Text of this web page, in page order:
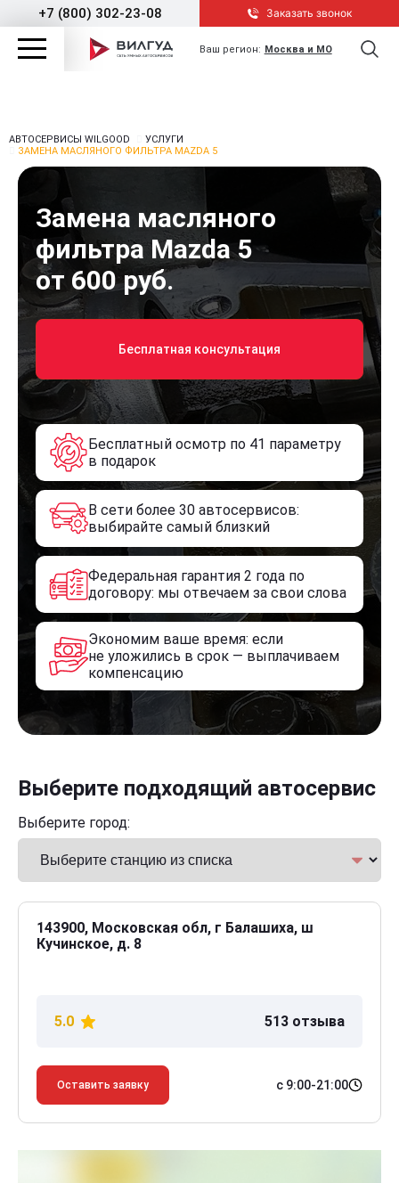
+7 (800) 302-23-08 Заказать звонок
Ваш регион: Москва и МО
АВТОСЕРВИСЫ WILGOOD
УСЛУГИ
ЗАМЕНА МАСЛЯНОГО ФИЛЬТРА MAZDA 5
Замена масляного
фильтра Mazda 5
от 600 руб.
Бесплатная консультация
Бесплатный осмотр по 41 параметру
в подарок
В сети более 30 автосервисов:
выбирайте самый близкий
Федеральная гарантия 2 года по
договору: мы отвечаем за свои слова
Экономим ваше время: если
не уложились в срок — выплачиваем
компенсацию
Выберите подходящий автосервис
Выберите город:
143900, Московская обл, г Балашиха, ш
Кучинское, д. 8
5.0 513 отзыва
Оставить заявку с 9:00-21:00